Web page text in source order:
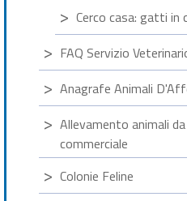
Cerco casa: gatti in
FAQ Servizio
Anagrafe Animali
Allevamento animali
commerciale
Colonie Feline